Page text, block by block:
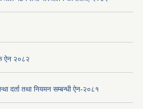
ऐन २०८२
दर्ता तथा नियमन सम्बन्धी ऐन-२०८१